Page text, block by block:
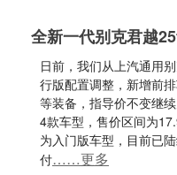
全新一代别克君越
日前，我们从上汽通用
行版配置调整，新增前
等装备，指导价不变继
4款车型，售价区间为
为入门版车型，目前已
付……更多